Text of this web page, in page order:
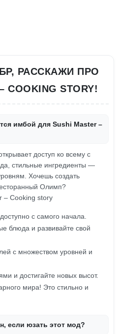
РАССКАЖИ ПРО
COOKING STORY!
имбой для Sushi Master –
доступ ко всему с
стильные ингредиенты —
Хочешь создать
Олимп?
– Cooking story
с самого начала.
блюда и развивайте свой
с множеством уровней и
и достигайте новых высот.
мира! Это стильно и
если юзать этот мод?